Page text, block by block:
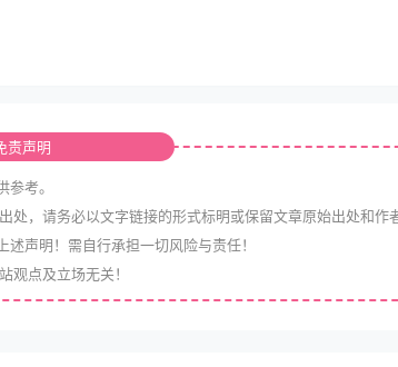
责声明
考。
，请务必以文字链接的形式标明或保留文章原始出处和作
声明！需自行承担一切风险与责任！
观点及立场无关！